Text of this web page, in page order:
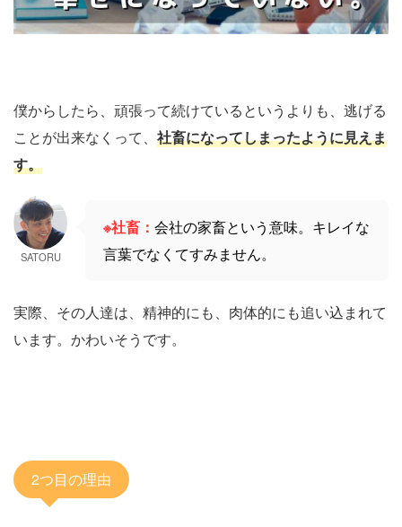
僕からしたら、頑張って続けているというよりも、逃げる
ことが出来なくって、 社畜になってしまったように見えま
す。
SATORU
※社畜 ： 会社の家畜という意味。キレイな
言葉でなくてすみません。
実際、その人達は、精神的にも、肉体的にも追い込まれて
います。かわいそうです。
2つ目の理由